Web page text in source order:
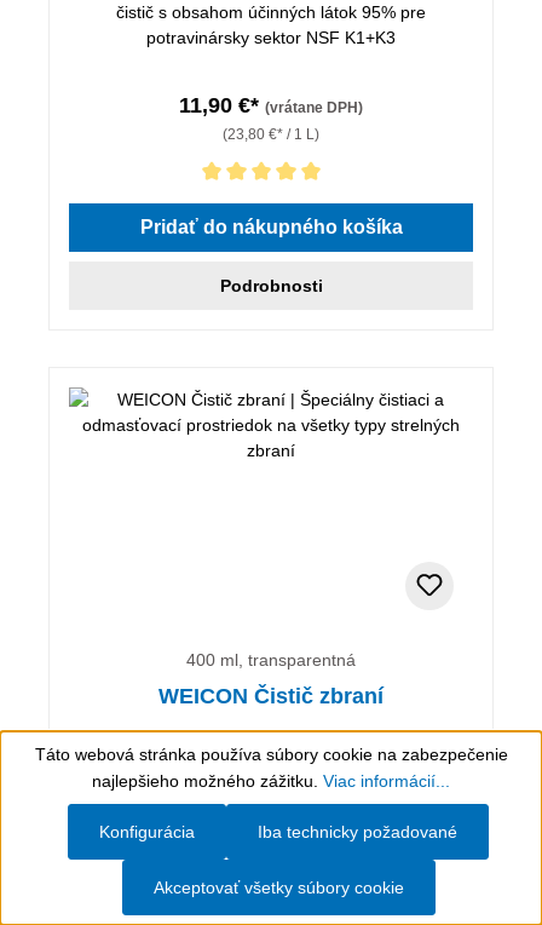
čistič s obsahom účinných látok 95% pre
potravinársky sektor NSF K1+K3
11,90 €* (vrátane DPH)
(23,80 €* / 1 L)
Priemerné hodnotenie 5 z 5 hviezdičiek
Pridať do nákupného košíka
Podrobnosti
400 ml, transparentná
WEICON Čistič zbraní
Špeciálny čistiaci a odmasťovací prostriedok na
všetky typy strelných zbraní
15,50 €*
(15,50 €* / 400 ml)
Show toolbar
Táto webová stránka používa súbory cookie na zabezpečenie
najlepšieho možného zážitku. Viac informácií...
Iba technicky požadované
Konfigurácia
Akceptovať všetky súbory cookie